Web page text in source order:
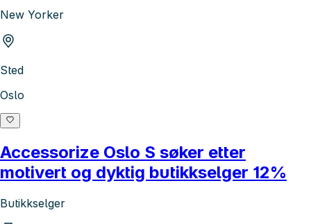
New Yorker
Sted
Oslo
Accessorize Oslo S søker etter
motivert og dyktig butikkselger 12%
Butikkselger